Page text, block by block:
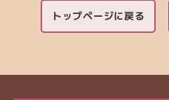
トップページに戻る